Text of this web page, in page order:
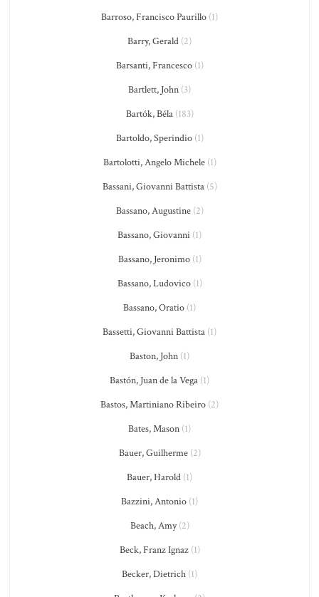
Barroso, Francisco Paurillo (1)
Barry, Gerald (2)
Barsanti, Francesco(1)
Bartlett, John (3)
Bartók, Béla(183)
Bartoldo, Sperindio(1)
Bartolotti, Angelo Michele(1)
Bassani, Giovanni Battista(5)
Bassano, Augustine(2)
Bassano, Giovanni (1)
Bassano, Jeronimo(1)
Bassano, Ludovico(1)
Bassano, Oratio (1)
Bassetti, Giovanni Battista (1)
Baston, John (1)
Bastón, Juan de la Vega (1)
Bastos, Martiniano Ribeiro (2)
Bates, Mason (1)
Bauer, Guilherme(2)
Bauer, Harold (1)
Bazzini, Antonio (1)
Beach, Amy(2)
Beck, Franz Ignaz(1)
Becker, Dietrich (1)